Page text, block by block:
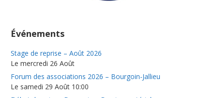
Événements
Stage de reprise – Août 2026
Le mercredi 26 Août
Forum des associations 2026 – Bourgoin-Jallieu
Le samedi 29 Août 10:00